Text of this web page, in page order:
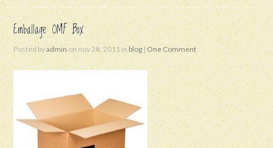
Emballage OMF Box
Posted byadminon nov 28, 2011 inblog| One Comment